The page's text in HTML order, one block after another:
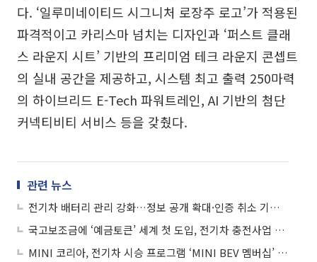
다. ‘일루미네이티드 시그니처 로장주 로고’가 적용된
파격적이고 카리스마 넘치는 디자인과 ‘퍼스트 클래
스 라운지 시트’ 기반의 프리미엄 테크 라운지 콘셉트
의 실내 공간을 제공하고, 시스템 최고 출력 250마력
의 하이브리드 E-Tech 파워트레인, AI 기반의 첨단
커넥티비티 서비스 등을 갖췄다.
관련 뉴스
전기차 배터리 관리 강화…정보 공개 확대·인증 취소 기준 마련
국고보조금에 ‘예금토큰’ 세계 첫 도입, 전기차 충전사업 시범 적용
MINI 코리아, 전기차 시승 프로그램 ‘MINI BEV 멤버십’ 출시